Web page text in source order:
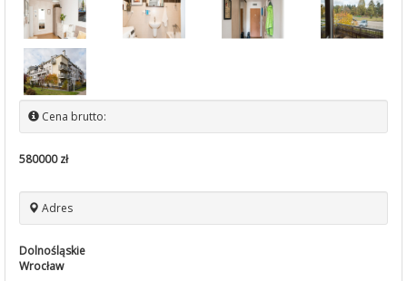
Cena brutto:
580000 zł
Adres
Dolnośląskie
Wrocław